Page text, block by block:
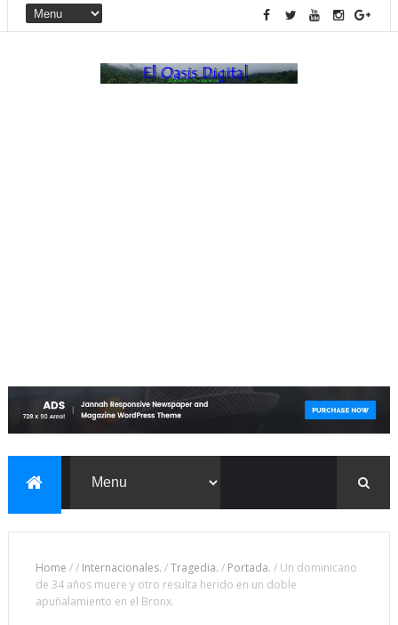
Home // Internacionales. /Tragedia. / Portada. / Un dominicano
de 34 años muere y otro resulta herido en un doble
apuñalamiento en el Bronx.